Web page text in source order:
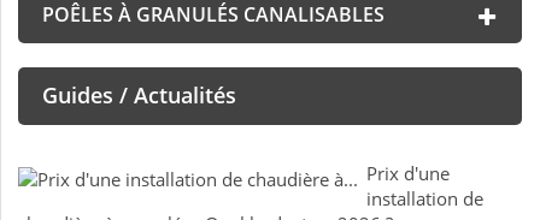
POÊLES À GRANULÉS CANALISABLES
Guides / Actualités
Prix d'une
installation de